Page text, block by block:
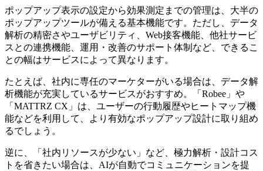
ポップアップ表示の設定から効果測定までの管理は、大半の
ポップアップツールが備える基本機能です。ただし、データ
解析の精密さやユーザビリティ、Web接客機能、他社サービ
スとの連携機能、運用・改善のサポート体制など、できるこ
との幅はサービスによって異なります。
たとえば、社内に専任のマーケターがいる場合は、データ解
析機能が充実しているサービスがおすすめ。「Robee」や
「MATTRZ CX」は、ユーザーの行動履歴やヒートマップ機
能などを利用して、より有効なポップアップ設計に取り組め
るでしょう。
逆に、「社内リソースが少ない」など、極力解析・設計コス
トを省きたい場合は、AIが自動でコミュニケーションを提